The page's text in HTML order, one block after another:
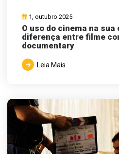
1, outubro 2025
O uso do cinema na
diferença entre filme
documentary
Leia Mais